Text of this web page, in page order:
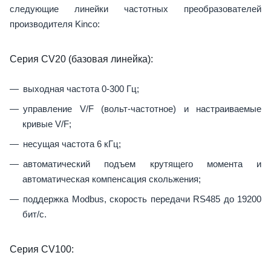
следующие линейки частотных преобразователей
производителя Kinco:
Серия CV20 (базовая линейка):
выходная частота 0-300 Гц;
управление V/F (вольт-частотное) и настраиваемые
кривые V/F;
несущая частота 6 кГц;
автоматический подъем крутящего момента и
автоматическая компенсация скольжения;
поддержка Modbus, скорость передачи RS485 до 19200
бит/с.
Серия CV100: